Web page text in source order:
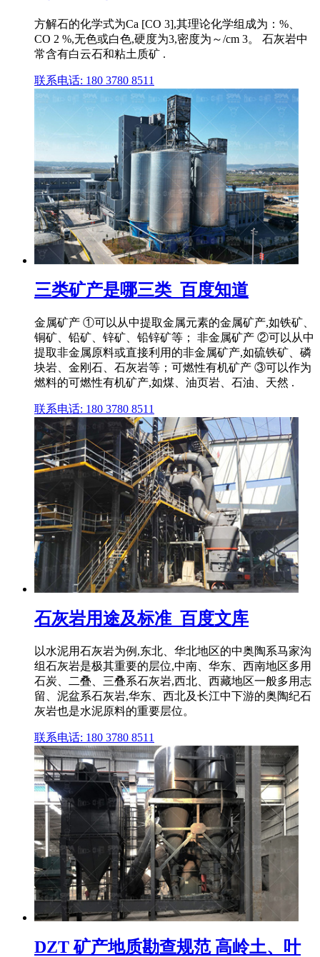
方解石的化学式为Ca [CO 3],其理论化学组成为：%、
CO 2 %,无色或白色,硬度为3,密度为～/cm 3。 石灰岩中
常含有白云石和粘土质矿 .
联系电话: 180 3780 8511
三类矿产是哪三类_百度知道
金属矿产 ①可以从中提取金属元素的金属矿产,如铁矿、
铜矿、铅矿、锌矿、铅锌矿等； 非金属矿产 ②可以从中
提取非金属原料或直接利用的非金属矿产,如硫铁矿、磷
块岩、金刚石、石灰岩等；可燃性有机矿产 ③可以作为
燃料的可燃性有机矿产,如煤、油页岩、石油、天然 .
联系电话: 180 3780 8511
石灰岩用途及标准_百度文库
以水泥用石灰岩为例,东北、华北地区的中奥陶系马家沟
组石灰岩是极其重要的层位,中南、华东、西南地区多用
石炭、二叠、三叠系石灰岩,西北、西藏地区一般多用志
留、泥盆系石灰岩,华东、西北及长江中下游的奥陶纪石
灰岩也是水泥原料的重要层位。
联系电话: 180 3780 8511
DZT 矿产地质勘查规范 高岭土、叶